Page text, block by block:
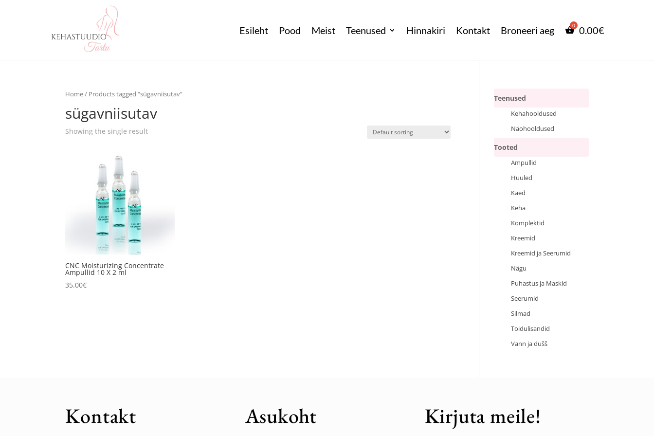
Esileht Pood Meist Teenused Hinnakiri Kontakt Broneeri aeg 0.00€
Home/ Products tagged “sügavniisutav”
sügavniisutav
Showing the single result
CNC Moisturizing Concentrate
Ampullid 10 X 2 ml
35.00€
Teenused
Kehahooldused
Näohooldused
Tooted
Ampullid
Huuled
Käed
Keha
Komplektid
Kreemid
Kreemid ja Seerumid
Nägu
Puhastus ja Maskid
Seerumid
Silmad
Toidulisandid
Vann ja dušš
Kontakt Asukoht Kirjuta meile!